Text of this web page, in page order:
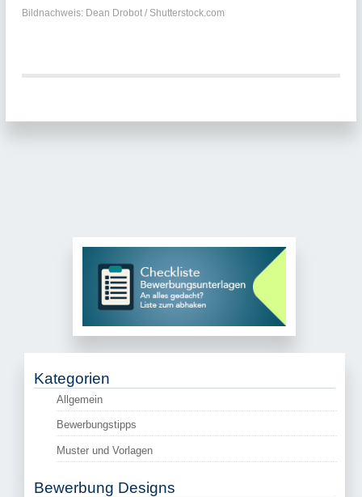
Bildnachweis: Dean Drobot / Shutterstock.com
Kategorien
Allgemein
Bewerbungstipps
Muster und Vorlagen
Bewerbung Designs